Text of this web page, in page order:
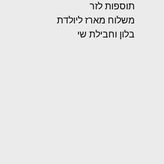
תוספות לזר
משלוח מארז ליולדת
בלון וחבילת שי